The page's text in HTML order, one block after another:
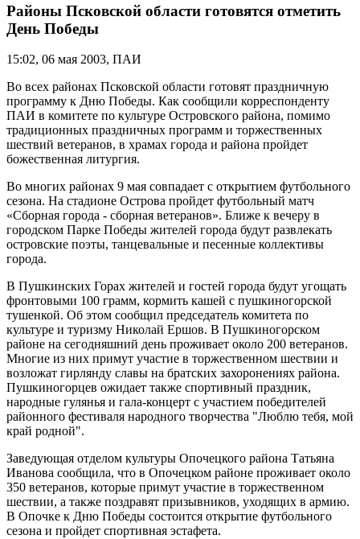
Районы Псковской области готовятся отметить
День Победы
15:02, 06 мая 2003, ПАИ
Во всех районах Псковской области готовят праздничную
программу к Дню Победы. Как сообщили корреспонденту
ПАИ в комитете по культуре Островского района, помимо
традиционных праздничных программ и торжественных
шествий ветеранов, в храмах города и района пройдет
божественная литургия.
Во многих районах 9 мая совпадает с открытием футбольного
сезона. На стадионе Острова пройдет футбольный матч
«Сборная города - сборная ветеранов». Ближе к вечеру в
городском Парке Победы жителей города будут развлекать
островские поэты, танцевальные и песенные коллективы
города.
В Пушкинских Горах жителей и гостей города будут угощать
фронтовыми 100 грамм, кормить кашей с пушкиногорской
тушенкой. Об этом сообщил председатель комитета по
культуре и туризму Николай Ершов. В Пушкиногорском
районе на сегодняшний день проживает около 200 ветеранов.
Многие из них примут участие в торжественном шествии и
возложат гирлянду славы на братских захоронениях района.
Пушкиногорцев ожидает также спортивный праздник,
народные гулянья и гала-концерт с участием победителей
районного фестиваля народного творчества "Люблю тебя, мой
край родной".
Заведующая отделом культуры Опочецкого района Татьяна
Иванова сообщила, что в Опочецком районе проживает около
350 ветеранов, которые примут участие в торжественном
шествии, а также поздравят призывников, уходящих в армию.
В Опочке к Дню Победы состоится открытие футбольного
сезона и пройдет спортивная эстафета.